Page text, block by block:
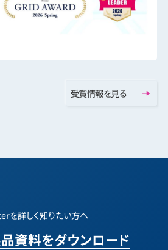
受賞情報を見る
を詳しく知りたい方へ
資料をダウンロード